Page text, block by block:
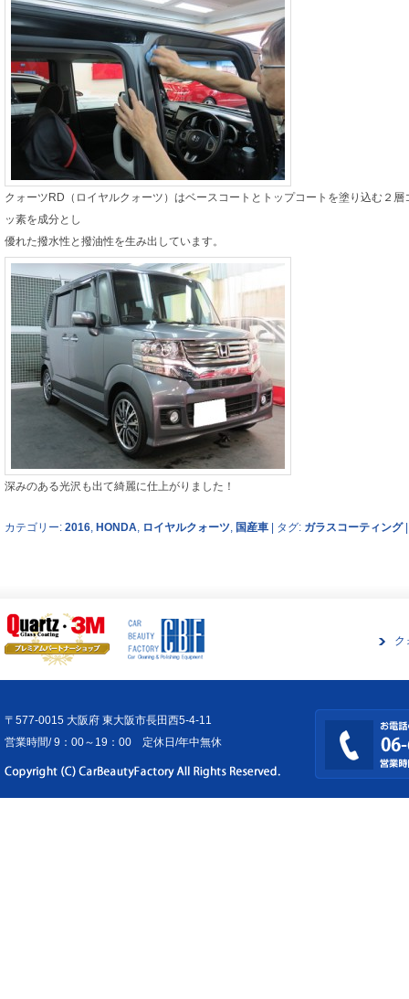
クォーツRD（ロイヤルクォーツ）はベースコートとトップコートを塗り込む２
ッ素を成分とし
優れた撥水性と撥油性を生み出しています。
深みのある光沢も出て綺麗に仕上がりました！
カテゴリー: 2016 HONDA ロイヤルクォーツ 国産車 | タグ: ガラスコーティング
ク
〒577-0015 大阪府 東大阪市長田西5-4-11
営業時間/ 9：00～19：00 定休日/年中無休